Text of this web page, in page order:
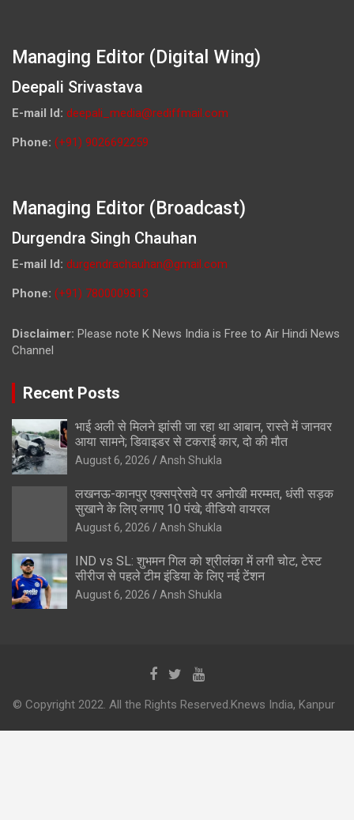
Managing Editor (Digital Wing)
Deepali Srivastava
E-mail Id: deepali_media@rediffmail.com
Phone: (+91) 9026692259
Managing Editor (Broadcast)
Durgendra Singh Chauhan
E-mail Id: durgendrachauhan@gmail.com
Phone: (+91) 7800009813
Disclaimer: Please note K News India is Free to Air Hindi News
Channel
Recent Posts
भाई अली से मिलने झांसी जा रहा था आबान, रास्ते में जानवर
आया सामने; डिवाइडर से टकराई कार, दो की मौत
August 6, 2026 Ansh Shukla
लखनऊ-कानपुर एक्सप्रेसवे पर अनोखी मरम्मत, धंसी सड़क
सुखाने के लिए लगाए 10 पंखे; वीडियो वायरल
August 6, 2026 Ansh Shukla
IND vs SL: शुभमन गिल को श्रीलंका में लगी चोट, टेस्ट
सीरीज से पहले टीम इंडिया के लिए नई टेंशन
August 6, 2026 Ansh Shukla
© Copyright 2022. All the Rights Reserved.Knews India, Kanpur